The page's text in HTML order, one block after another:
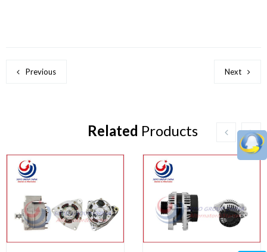
Previous Next
Related Products